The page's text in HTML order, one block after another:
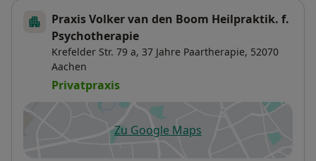
Praxis Volker van den Boom Heilpraktik. f.
Psychotherapie
Krefelder Str. 79 a, 37 Jahre Paartherapie, 52070
Aachen
Privatpraxis
Zu Google Mapsöffnet in einer neuen